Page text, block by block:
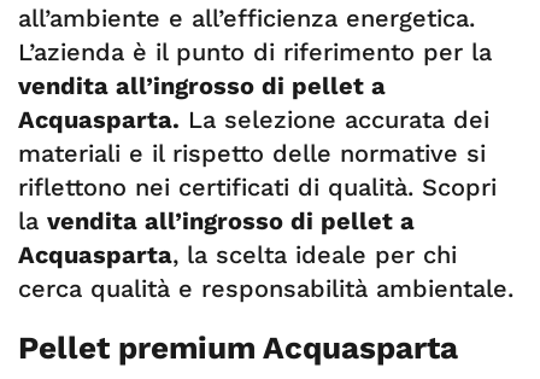
all’ambiente e all’efficienza energetica.
L’azienda è il punto di riferimento per la
vendita all’ingrosso di pellet a
Acquasparta. La selezione accurata dei
materiali e il rispetto delle normative si
riflettono nei certificati di qualità. Scopri
la vendita all’ingrosso di pellet a
Acquasparta, la scelta ideale per chi
cerca qualità e responsabilità ambientale.
Pellet premium Acquasparta